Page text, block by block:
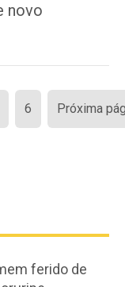
novo
6 Próxima
ferido de